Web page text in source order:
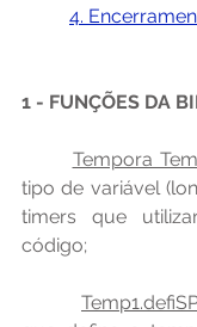
4.
1 - FUNÇÕES DA
Tempora
tipo de variável
timers que
código;